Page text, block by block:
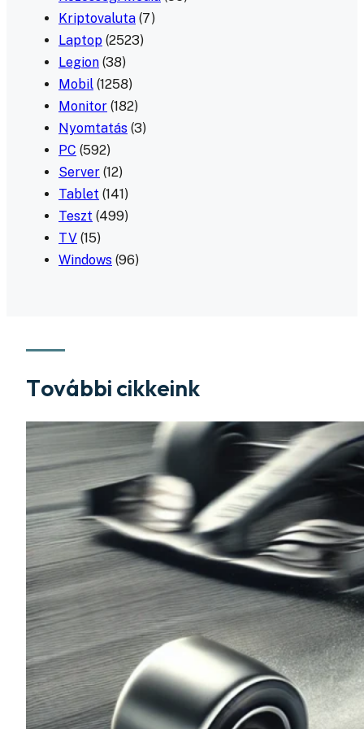
Kriptovaluta (7)
Laptop (2523)
Legion (38)
Mobil (1258)
Monitor (182)
Nyomtatás (3)
PC (592)
Server (12)
Tablet (141)
Teszt (499)
TV (15)
Windows (96)
További cikkeink